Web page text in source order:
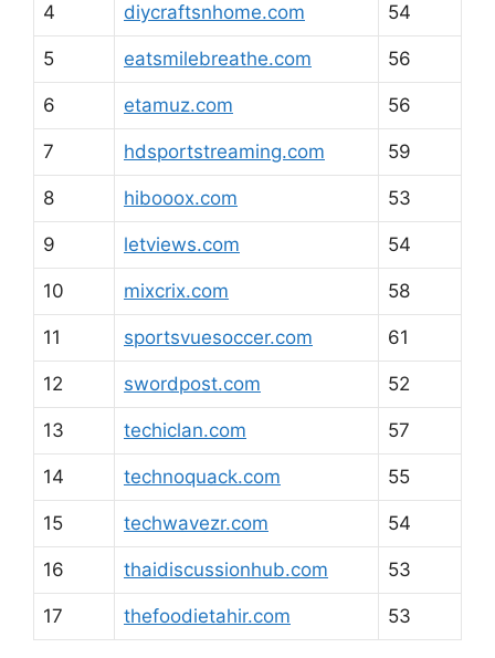
4 diycraftsnhome.com 54
5 eatsmilebreathe.com 56
6 etamuz.com 56
7 hdsportstreaming.com 59
8 hibooox.com 53
9 letviews.com 54
10 mixcrix.com 58
11 sportsvuesoccer.com 61
12 swordpost.com 52
13 techiclan.com 57
14 technoquack.com 55
15 techwavezr.com 54
16 thaidiscussionhub.com 53
17 thefoodietahir.com 53